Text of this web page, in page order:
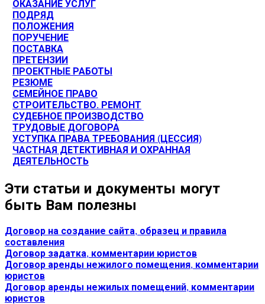
ОКАЗАНИЕ УСЛУГ
ПОДРЯД
ПОЛОЖЕНИЯ
ПОРУЧЕНИЕ
ПОСТАВКА
ПРЕТЕНЗИИ
ПРОЕКТНЫЕ РАБОТЫ
РЕЗЮМЕ
СЕМЕЙНОЕ ПРАВО
СТРОИТЕЛЬСТВО. РЕМОНТ
СУДЕБНОЕ ПРОИЗВОДСТВО
ТРУДОВЫЕ ДОГОВОРА
УСТУПКА ПРАВА ТРЕБОВАНИЯ (ЦЕССИЯ)
ЧАСТНАЯ ДЕТЕКТИВНАЯ И ОХРАННАЯ
ДЕЯТЕЛЬНОСТЬ
Эти статьи и документы могут
быть Вам полезны
Договор на создание сайта, образец и правила
составления
Договор задатка, комментарии юристов
Договор аренды нежилого помещения, комментарии
юристов
Договор аренды нежилых помещений, комментарии
юристов